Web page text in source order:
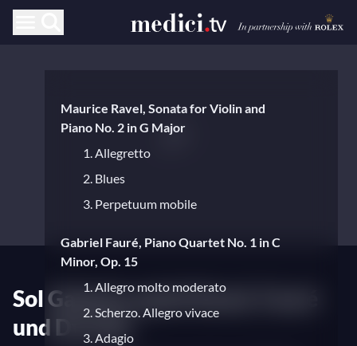
Maurice Ravel, Sonata for Violin and
Piano No. 2 in G Major
1. Allegretto
2. Blues
3. Perpetuum mobile
Gabriel Fauré, Piano Quartet No. 1 in C
Minor, Op. 15
1. Allegro molto moderato
2. Scherzo. Allegro vivace
3. Adagio
Sol Gabetta spielt Ravel, Fauré
und Dvořák.